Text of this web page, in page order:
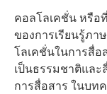
คอลโลเคชั่น หรือ
ของการเรียนรู้ภา
โลเคชั่นในการสื่
เป็นธรรมชาติแล
การสื่อสาร ในบท